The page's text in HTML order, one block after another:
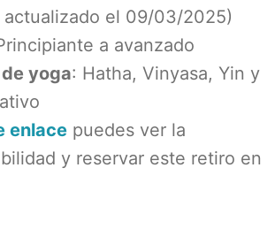
actualizado el 09/03/2025)
a avanzado
yoga: Hatha, Vinyasa, Yin y
enlace puedes ver la
y reservar este retiro en